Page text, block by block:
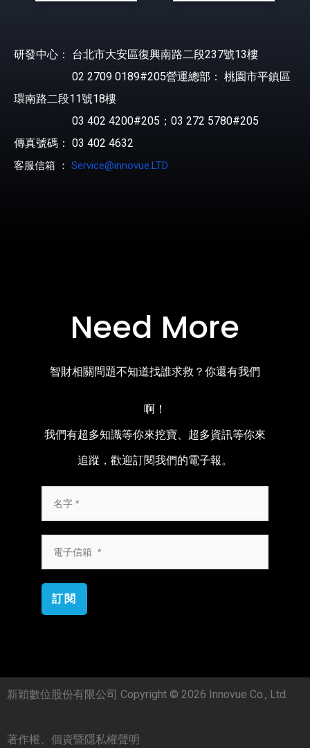
研發中心： 台北市大安區復興南路二段237號13樓
02 2709 0189#205營運總部： 桃園市平鎮區
環南路二段11號18樓
03 402 4200#205；03 272 5780#205
傳真號碼： 03 402 4632
客服信箱 ： Service@innovue.LTD
Need More
智財相關問題不知道找誰求救？你還有我們
啊！
我們有超多知識等你來挖寶、超多資訊等你來
追蹤，歡迎訂閱我們的電子報。
訂閱
新穎數位股份有限公司 Copyright © 2026 Innovue Co., Ltd.
著作權、個資暨隱私權聲明